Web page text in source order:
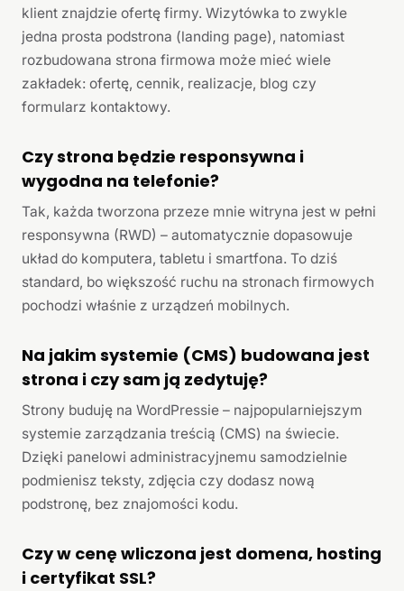
klient znajdzie ofertę firmy. Wizytówka to zwykle
jedna prosta podstrona (landing page), natomiast
rozbudowana strona firmowa może mieć wiele
zakładek: ofertę, cennik, realizacje, blog czy
formularz kontaktowy.
Czy strona będzie responsywna i
wygodna na telefonie?
Tak, każda tworzona przeze mnie witryna jest w pełni
responsywna (RWD) – automatycznie dopasowuje
układ do komputera, tabletu i smartfona. To dziś
standard, bo większość ruchu na stronach firmowych
pochodzi właśnie z urządzeń mobilnych.
Na jakim systemie (CMS) budowana jest
strona i czy sam ją zedytuję?
Strony buduję na WordPressie – najpopularniejszym
systemie zarządzania treścią (CMS) na świecie.
Dzięki panelowi administracyjnemu samodzielnie
podmienisz teksty, zdjęcia czy dodasz nową
podstronę, bez znajomości kodu.
Czy w cenę wliczona jest domena, hosting
i certyfikat SSL?